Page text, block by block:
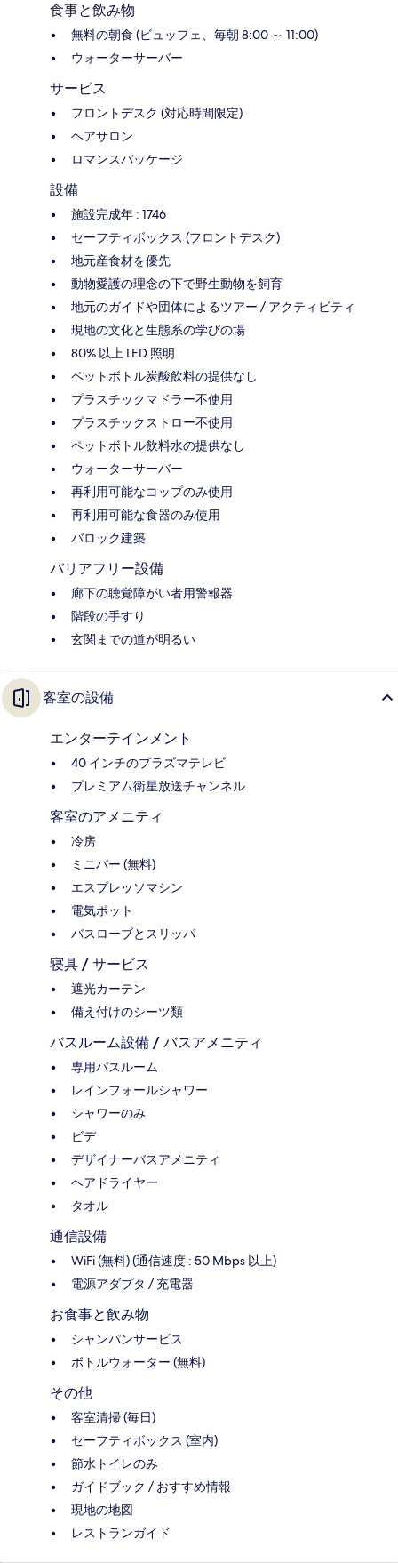
食事と飲み物
無料の朝食 (ビュッフェ、毎朝 8:00 ～ 11:00)
ウォーターサーバー
サービス
フロントデスク (対応時間限定)
ヘアサロン
ロマンスパッケージ
設備
施設完成年 : 1746
セーフティボックス (フロントデスク)
地元産食材を優先
動物愛護の理念の下で野生動物を飼育
地元のガイドや団体によるツアー / アクティビティ
現地の文化と生態系の学びの場
80% 以上 LED 照明
ペットボトル炭酸飲料の提供なし
プラスチックマドラー不使用
プラスチックストロー不使用
ペットボトル飲料水の提供なし
ウォーターサーバー
再利用可能なコップのみ使用
再利用可能な食器のみ使用
バロック建築
バリアフリー設備
廊下の聴覚障がい者用警報器
階段の手すり
玄関までの道が明るい
客室の設備
エンターテインメント
40 インチのプラズマテレビ
プレミアム衛星放送チャンネル
客室のアメニティ
冷房
ミニバー (無料)
エスプレッソマシン
電気ポット
バスローブとスリッパ
寝具 / サービス
遮光カーテン
備え付けのシーツ類
バスルーム設備 / バスアメニティ
専用バスルーム
レインフォールシャワー
シャワーのみ
ビデ
デザイナーバスアメニティ
ヘアドライヤー
タオル
通信設備
WiFi (無料) (通信速度 : 50 Mbps 以上)
電源アダプタ / 充電器
お食事と飲み物
シャンパンサービス
ボトルウォーター (無料)
その他
客室清掃 (毎日)
セーフティボックス (室内)
節水トイレのみ
ガイドブック / おすすめ情報
現地の地図
レストランガイド